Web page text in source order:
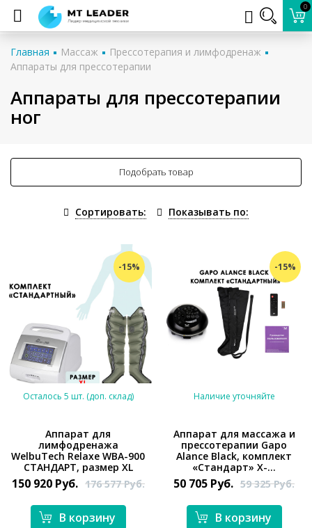
0
Главная Массаж
Прессотерапия и лимфодренаж
Аппараты для прессотерапии
Аппараты для прессотерапии
ног
Подобрать товар
Сортировать: Показывать по:
-15%
*}
Осталось 5 шт. (доп. склад)
Аппарат для
лимфодренажа
WelbuTech Relaxe WBA-900
СТАНДАРТ, размер XL
150 920 Руб. 176 577Руб.
В корзину
-15%
*}
Наличие уточняйте
Аппарат для массажа и
прессотерапии Gapo
Alance Black, комплект
«Стандарт» X-...
50 705 Руб. 59 325Руб.
В корзину